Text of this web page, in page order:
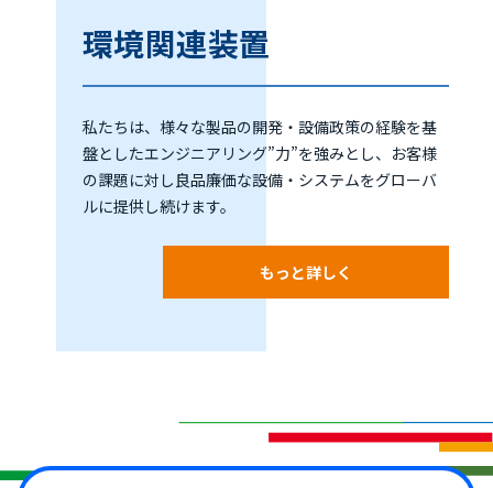
環境関連装置
私たちは、様々な製品の開発・設備政策の経験を基
盤としたエンジニアリング”力”を強みとし、お客様
の課題に対し良品廉価な設備・システムをグローバ
ルに提供し続けます。
もっと詳しく